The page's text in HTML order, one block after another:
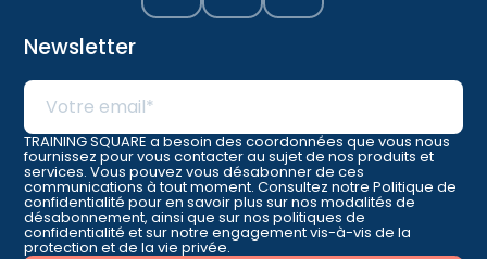
Newsletter
TRAINING SQUARE a besoin des coordonnées que vous nous
fournissez pour vous contacter au sujet de nos produits et
services. Vous pouvez vous désabonner de ces
communications à tout moment. Consultez notre Politique de
confidentialité pour en savoir plus sur nos modalités de
désabonnement, ainsi que sur nos politiques de
confidentialité et sur notre engagement vis-à-vis de la
protection et de la vie privée.